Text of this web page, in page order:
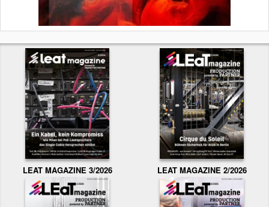
LEAT MAGAZINE 3/2026 LEAT MAGAZINE 2/2026